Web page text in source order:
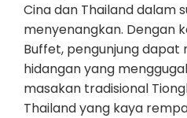
Cina dan Thailand dalam
menyenangkan. Dengan
Buffet, pengunjung
hidangan yang
masakan tradisional
Thailand yang kaya